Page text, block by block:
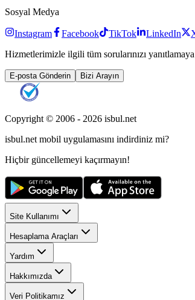
Sosyal Medya
Instagram Facebook TikTok LinkedIn
Hizmetlerimizle ilgili tüm sorularınızı yanıtlamaya
E-posta Gönderin Bizi Arayın
Copyright © 2006 - 2026 isbul.net
isbul.net mobil uygulamasını indirdiniz mi?
Hiçbir güncellemeyi kaçırmayın!
Site Kullanımı
Hesaplama Araçları
Yardım
Hakkımızda
Veri Politikamız